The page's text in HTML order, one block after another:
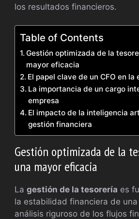
los resultados financieros.
Table of Contents
Gestión optimizada de la
mayor eficacia
El papel clave de un CFO en la
La importancia de un cargo
empresa
El impacto de la inteligencia
gestión financiera
Gestión optimizada de la
una mayor eficacia
La gestión de la tesorería es
la estabilidad financiera de
análisis riguroso de los flujos